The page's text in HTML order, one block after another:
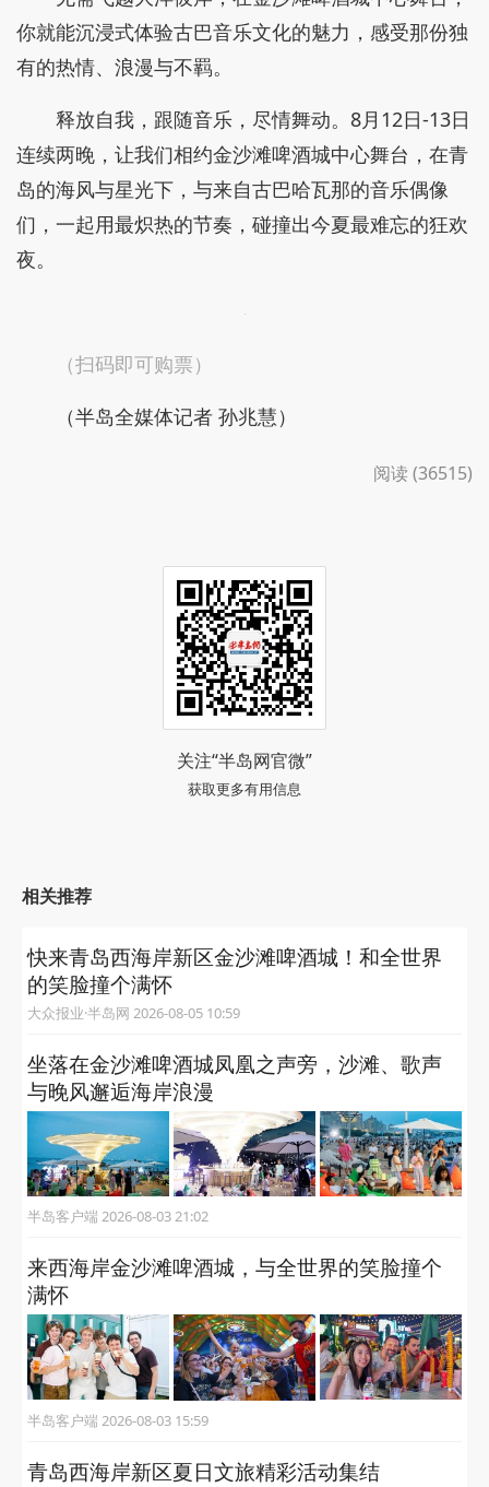
你就能沉浸式体验古巴音乐文化的魅力，感受那份独
有的热情、浪漫与不羁。
释放自我，跟随音乐，尽情舞动。8月12日-13日
连续两晚，让我们相约金沙滩啤酒城中心舞台，在青
岛的海风与星光下，与来自古巴哈瓦那的音乐偶像
们，一起用最炽热的节奏，碰撞出今夏最难忘的狂欢
夜。
（扫码即可购票）
（半岛全媒体记者 孙兆慧）
阅读 (36515)
关注“半岛网官微”
获取更多有用信息
相关推荐
快来青岛西海岸新区金沙滩啤酒城！和全世界
的笑脸撞个满怀
大众报业·半岛网 2026-08-05 10:59
坐落在金沙滩啤酒城凤凰之声旁，沙滩、歌声
与晚风邂逅海岸浪漫
半岛客户端 2026-08-03 21:02
来西海岸金沙滩啤酒城，与全世界的笑脸撞个
满怀
半岛客户端 2026-08-03 15:59
青岛西海岸新区夏日文旅精彩活动集结